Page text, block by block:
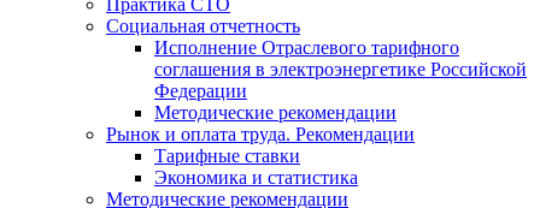
Практика СТО
Социальная отчетность
Исполнение Отраслевого тарифного
соглашения в электроэнергетике Российской
Федерации
Методические рекомендации
Рынок и оплата труда. Рекомендации
Тарифные ставки
Экономика и статистика
Методические рекомендации